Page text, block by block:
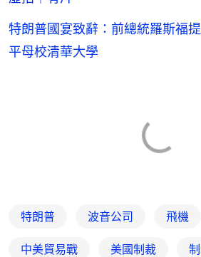
特朗普國宴致辭：前總統羅斯福
平母校清華大學
特朗普 波音公司 飛機
中美貿易戰 美國制裁